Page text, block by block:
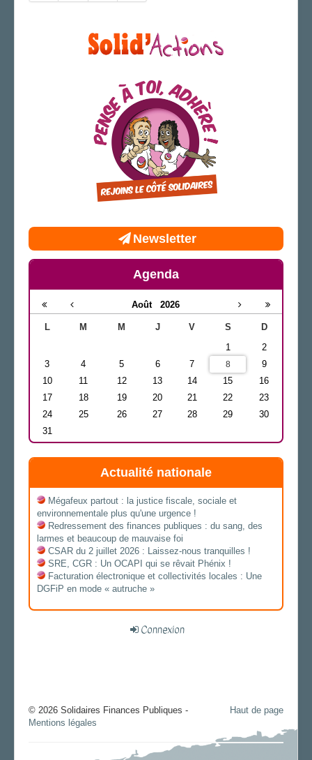
Newsletter
Agenda
Août 2026
L M M J V S
D
1
2
3
4 5 6 7 8
9
10
11 12 13 14 15
16
17
18 19 20 21 22
23
24
25 26 27 28 29
30
31
Actualité nationale
Mégafeux partout : la justice fiscale, sociale et
environnementale plus qu'une urgence !
Redressement des finances publiques : du sang, des
larmes et beaucoup de mauvaise foi
CSAR du 2 juillet 2026 : Laissez-nous tranquilles !
SRE, CGR : Un OCAPI qui se rêvait Phénix !
Facturation électronique et collectivités locales : Une
DGFiP en mode « autruche »
Connexion
Haut de page
© 2026 Solidaires Finances Publiques -
Mentions légales